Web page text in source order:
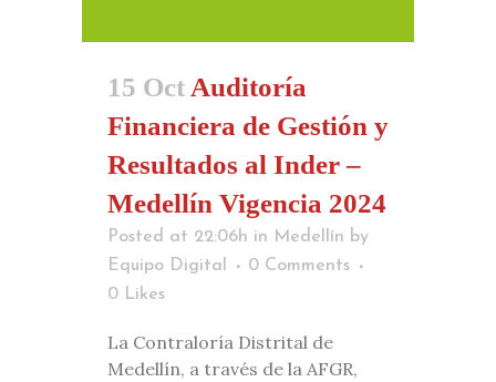
15 Oct Auditoría
Financiera de Gestión y
Resultados al Inder –
Medellín Vigencia 2024
Posted at 22:06h in Medellín by
Equipo Digital
0 Comments
0 Likes
La Contraloría Distrital de
Medellín, a través de la AFGR,